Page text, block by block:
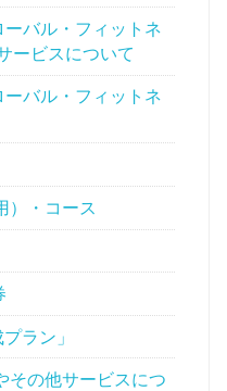
バル・フィットネ
ービスについて
バル・フィットネ
）・コース
ラン」
その他サービスにつ